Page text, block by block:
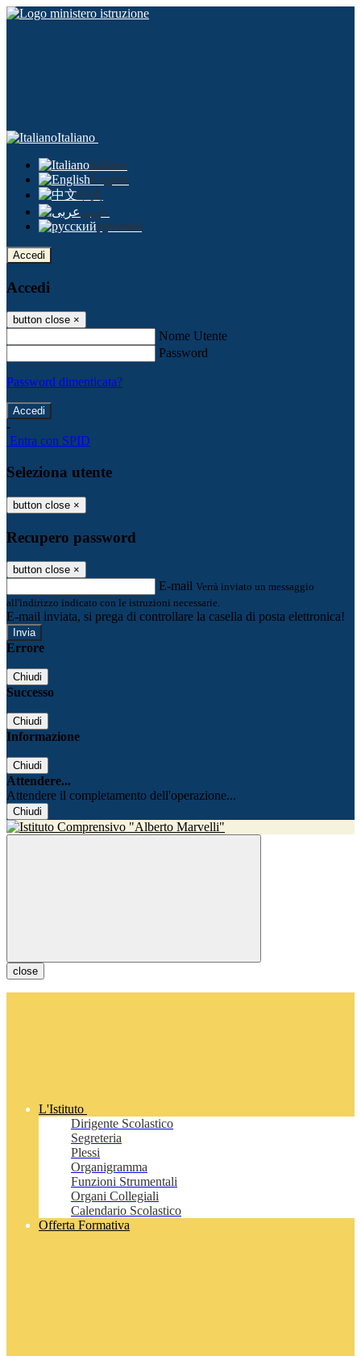
Italiano
Italiano
English
中文
عربى
русский
Accedi
Accedi
button close ×
Nome Utente
Password
Password dimenticata?
-
Entra con SPID
Seleziona utente
button close ×
Recupero password
button close ×
E-mail Verrà inviato un messaggio
all'indirizzo indicato con le istruzioni necessarie.
E-mail inviata, si prega di controllare la casella di posta elettronica!
Errore
Chiudi
Successo
Chiudi
Informazione
Chiudi
Attendere...
Attendere il completamento dell'operazione...
Chiudi
close
L'Istituto
Dirigente Scolastico
Segreteria
Plessi
Organigramma
Funzioni Strumentali
Organi Collegiali
Calendario Scolastico
Offerta Formativa